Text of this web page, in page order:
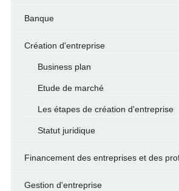
Banque
Création d'entreprise
Business plan
Etude de marché
Les étapes de création d'entreprise
Statut juridique
Financement des entreprises et des
Gestion d'entreprise